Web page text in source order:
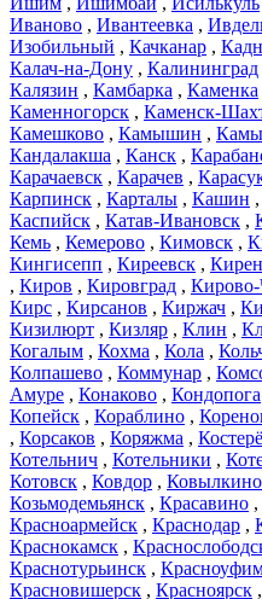
Иваново , Ивантеевка ,
Изобильный , Качканар ,
Калач-на-Дону , Калининград
Калязин , Камбарка , Каменка
Каменногорск , Каменск-
Камешково , Камышин ,
Кандалакша , Канск ,
Карачаевск , Карачев ,
Карпинск , Карталы , Кашин ,
Каспийск , Катав-Ивановск ,
Кемь , Кемерово , Кимовск ,
Кингисепп , Киреевск ,
, Киров , Кировград ,
Кирс , Кирсанов , Киржач ,
Кизилюрт , Кизляр , Клин ,
Когалым , Кохма , Кола ,
Колпашево , Коммунар ,
Амуре , Конаково , Кондопога
Копейск , Кораблино ,
, Корсаков , Коряжма ,
Котельнич , Котельники ,
Котовск , Ковдор , Ковылкино
Козьмодемьянск , Красавино ,
Красноармейск , Краснодар ,
Краснокамск ,
Краснотурьинск ,
Красновишерск , Красноярск ,